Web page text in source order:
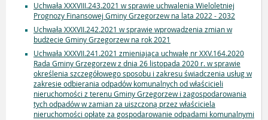
Uchwała XXXVIII.243.2021 w sprawie uchwalenia Wieloletniej
Prognozy Finansowej Gminy Grzegorzew na lata 2022 - 2032
Uchwała XXXVII.242.2021 w sprawie wprowadzenia zmian w
budżecie Gminy Grzegorzew na rok 2021
Uchwała XXXVII.241.2021 zmieniająca uchwałę nr XXV.164.2020
Rada Gminy Grzegorzew z dnia 26 listopada 2020 r. w sprawie
określenia szczegółowego sposobu i zakresu świadczenia usług w
zakresie odbierania odpadów komunalnych od właścicieli
nieruchomości z terenu Gminy Grzegorzew i zagospodarowania
tych odpadów w zamian za uiszczoną przez właściciela
nieruchomości opłatę za gospodarowanie odpadami komunalnymi